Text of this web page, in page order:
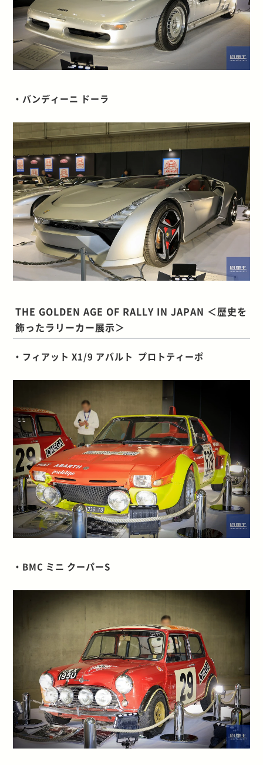
・バンディーニ ドーラ
THE GOLDEN AGE OF RALLY IN JAPAN ＜歴史を
飾ったラリーカー展示＞
・フィアット X1/9 アバルト プロトティーポ
・BMC ミニ クーパーS